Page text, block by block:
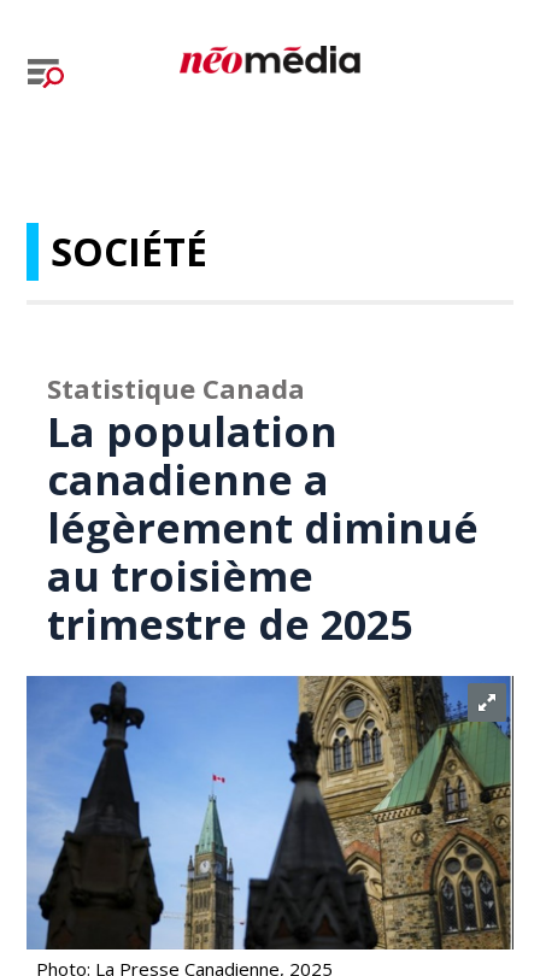
SOCIÉTÉ
Statistique Canada
La population
canadienne a
légèrement diminué
au troisième
trimestre de 2025
Photo: La Presse Canadienne, 2025